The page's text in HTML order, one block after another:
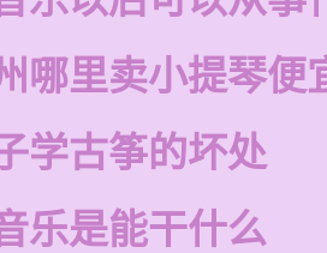
哪里卖小提琴便
学古筝的坏处
乐是能干什么